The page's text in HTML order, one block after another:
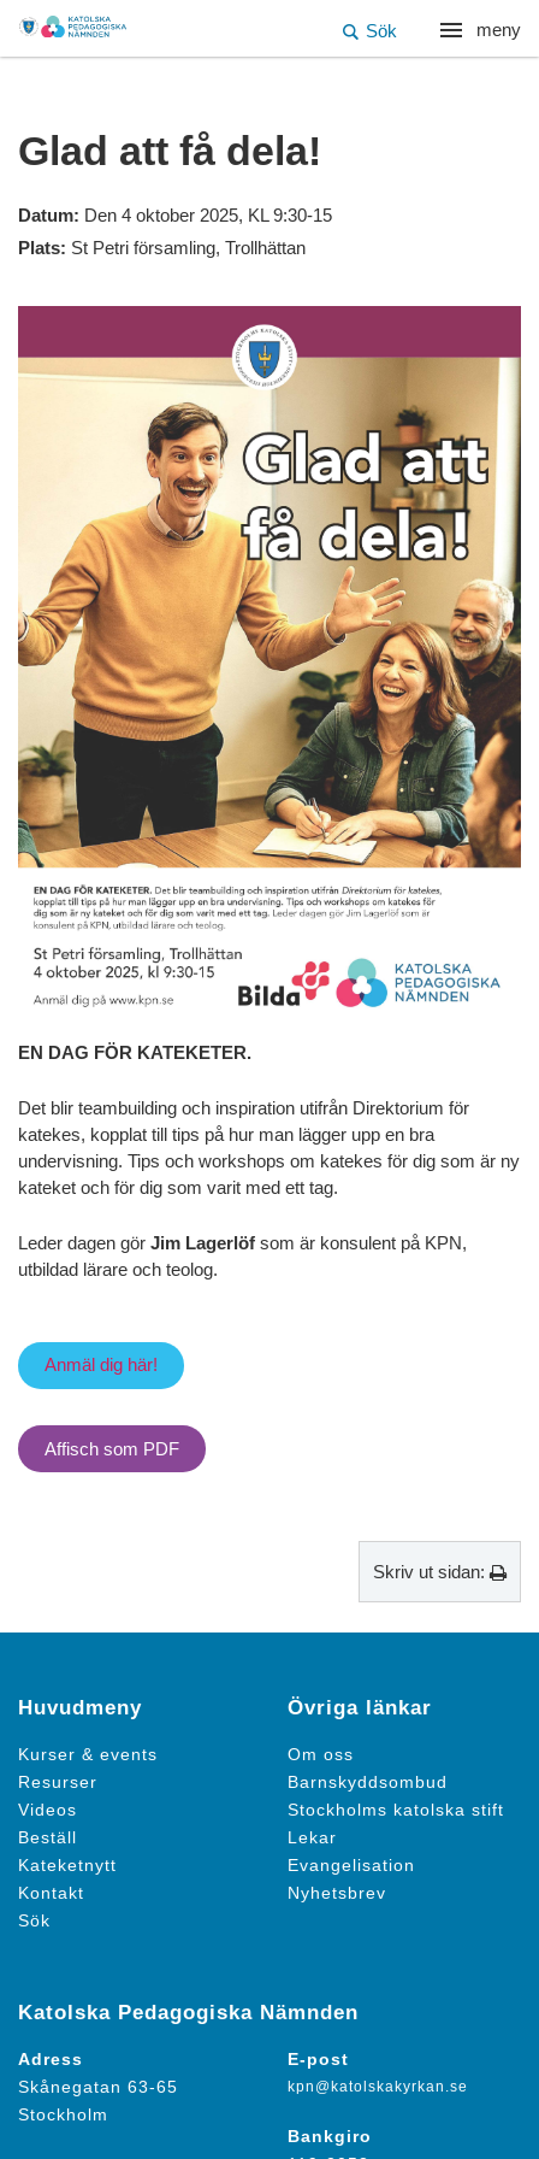
meny
Sök
Glad att få dela!
Datum: Den 4 oktober 2025, KL 9:30-15
Plats: St Petri församling, Trollhättan
EN DAG FÖR KATEKETER.
Det blir teambuilding och inspiration utifrån Direktorium för
katekes, kopplat till tips på hur man lägger upp en bra
undervisning. Tips och workshops om katekes för dig som är ny
kateket och för dig som varit med ett tag.
Leder dagen gör Jim Lagerlöf som är konsulent på KPN,
utbildad lärare och teolog.
Anmäl dig här!
Affisch som PDF
Skriv ut sidan:
Huvudmeny
Kurser & events
Resurser
Videos
Beställ
Kateketnytt
Kontakt
Sök
Övriga länkar
Om oss
Barnskyddsombud
Stockholms katolska stift
Lekar
Evangelisation
Nyhetsbrev
Katolska Pedagogiska Nämnden
Adress
Skånegatan 63-65
Stockholm
E-post
kpn@katolskakyrkan.se
Bankgiro